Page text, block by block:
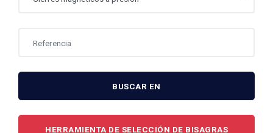
BUSCAR EN
HERRAMIENTA DE SELECCIÓN DE BISAGRAS